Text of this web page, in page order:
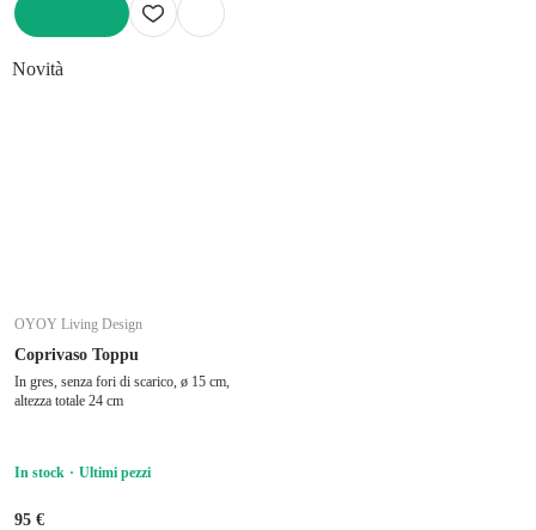
Novità
OYOY Living Design
Coprivaso Toppu
In gres, senza fori di scarico, ø 15 cm,
altezza totale 24 cm
In stock Ultimi pezzi
95 €